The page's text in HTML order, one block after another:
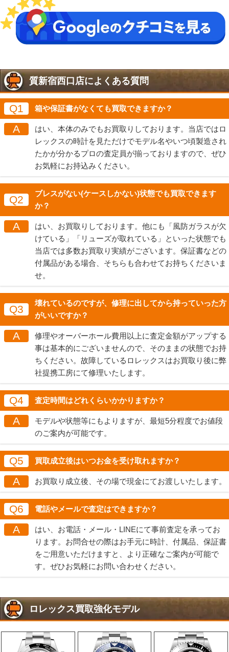
質新宿西口店によくある質問
Q1 箱や保証書がなくても買取できますか？
A
はい、本体のみでもお買取りしております。当店ではロ
レックスの時計を見ただけでモデル名やいつ頃製造され
たかが分かるプロの査定員が揃っておりますので、ぜひ
お気軽にお持込みください。
Q2
ブレスがない(ケースしかない)状態でも買取できます
か？
A
はい、お買取りしております。他にも「風防ガラスが欠
けている」「リューズが取れている」といった状態でも
当店では多数お買取り実績がございます。保証書などの
付属品がある場合、そちらも合わせてお持ちくださいま
せ。
Q3
壊れているのですが、修理に出してから持っていった方
がいいですか？
A
修理やオーバーホール費用以上に査定金額がアップする
事は基本的にございませんので、そのままの状態でお持
ちください。故障しているロレックスはお買取り後に弊
社提携工房にて修理いたします。
Q4 査定時間はどれくらいかかりますか？
A
モデルや状態等にもよりますが、最短5分程度でお値段
のご案内が可能です。
Q5 買取成立後はいつお金を受け取れますか？
A お買取り成立後、その場で現金にてお渡しいたします。
Q6 電話やメールで査定はできますか？
A
はい、お電話・メール・LINEにて事前査定を承ってお
ります。お問合せの際はお手元に時計、付属品、保証書
をご用意いただけますと、より正確なご案内が可能で
す。ぜひお気軽にお問い合わせください。
ロレックス買取強化モデル